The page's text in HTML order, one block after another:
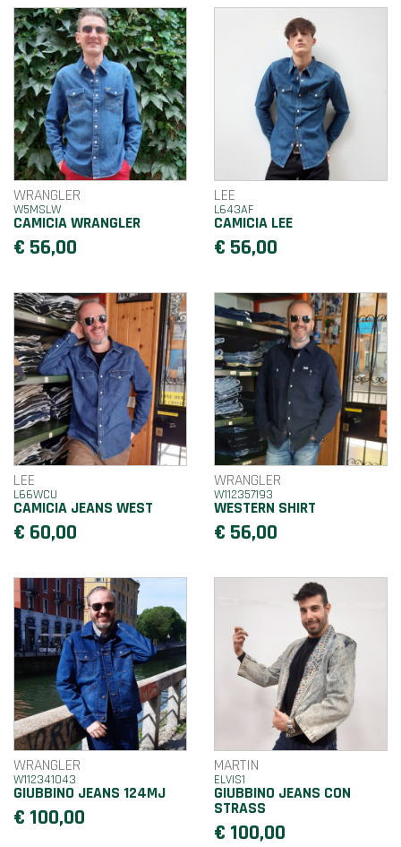
WRANGLER
W5MSLW
CAMICIA WRANGLER
€ 56,00
LEE
L643AF
CAMICIA LEE
€ 56,00
LEE
L66WCU
CAMICIA JEANS WEST
€ 60,00
WRANGLER
W112357193
WESTERN SHIRT
€ 56,00
WRANGLER
W112341043
GIUBBINO JEANS 124MJ
€ 100,00
MARTIN
ELVIS1
GIUBBINO JEANS CON
STRASS
€ 100,00